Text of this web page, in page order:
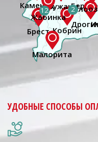
Брест
12 2
УДОБНЫЕ СПОСОБЫ